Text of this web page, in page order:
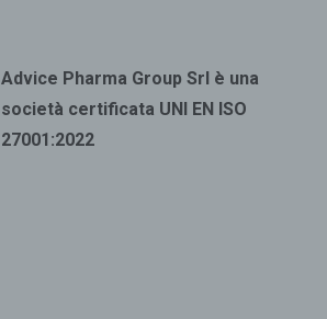
Advice Pharma Group Srl è una
società certificata UNI EN ISO
27001:2022